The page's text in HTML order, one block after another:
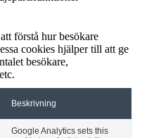
förstå hur besökare
cookies hjälper till att ge
besökare,
Beskrivning
Google Analytics sets this